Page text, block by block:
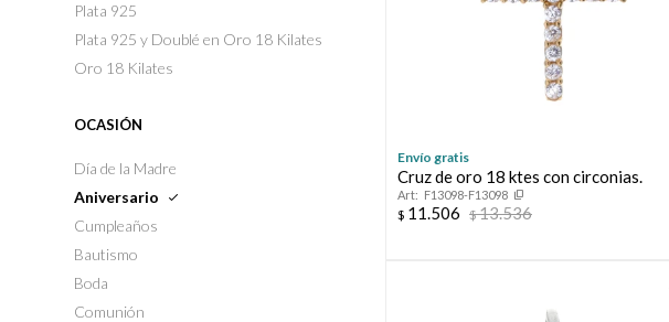
Envío gratis
Cruz de oro 18 ktes con circonias.
F13098-F13098
$ 11.506 $13.536
Plata 925
Plata 925 y Doublé en Oro 18 Kilates
Oro 18 Kilates
OCASIÓN
Día de la Madre
Aniversario
Cumpleaños
Bautismo
Boda
Comunión